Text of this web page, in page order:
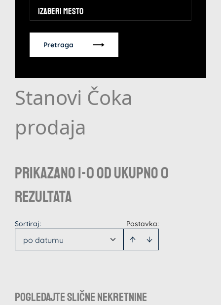
Izaberi mesto
Pretraga
Stanovi Čoka
prodaja
Prikazano 1-0 od ukupno 0
rezultata
Postavka:
Sortiraj:
po datumu
Pogledajte slične nekretnine